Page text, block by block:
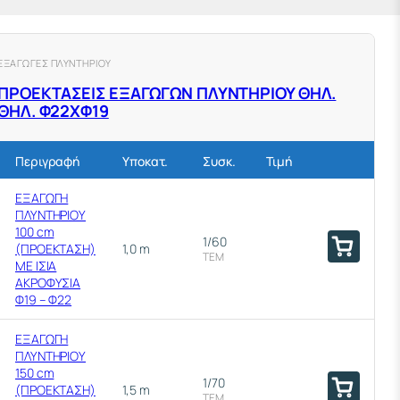
ΠΛΥΝΤΗΡΙΟΥ
ΕΞΑΓΩΓΩΝ ΠΛΥΝΤΗΡΙΟΥ ΘΗΛ.
Φ22XΦ19
Περιγραφή Υποκατ. Συσκ. Τιμή
ΕΞΑΓΩΓΗ
ΠΛΥΝΤΗΡΙΟΥ
100 cm
(ΠΡΟΕΚΤΑΣΗ)
ΜΕ ΙΣΙΑ
ΑΚΡΟΦΥΣΙΑ
Φ19 – Φ22
1,0 m 1/60
ΤΕΜ
ΕΞΑΓΩΓΗ
ΠΛΥΝΤΗΡΙΟΥ
150 cm
(ΠΡΟΕΚΤΑΣΗ)
1,5 m 1/70